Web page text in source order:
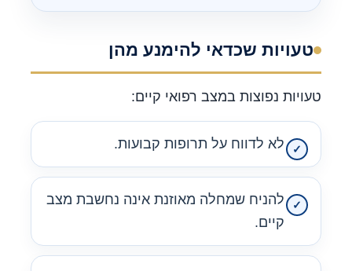
טעויות שכדאי להימנע מהן
טעויות נפוצות במצב רפואי קיים:
לא לדווח על תרופות קבועות.
להניח שמחלה מאוזנת אינה נחשבת מצב
קיים.